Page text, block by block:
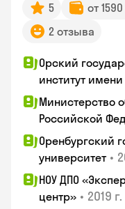
5 от
2 отзыва
Орский
институт
Министерство
Российской
Оренбургский
университет •
НОУ ДПО
центр» • 2019 г.